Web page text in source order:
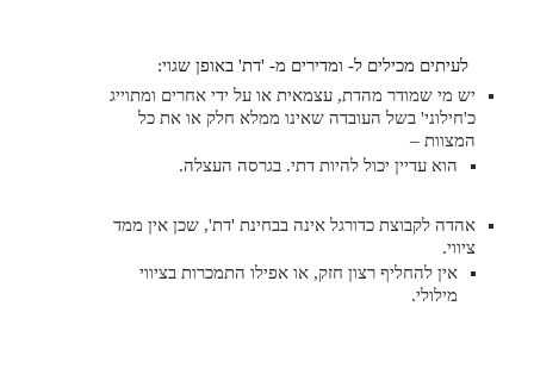
לעיתים מכילים ל- ומדירים מ- 'דת' באופן שגוי:
יש מי שמודר מהדת, עצמאית או על ידי אחרים ומתוייג
כ'חילוני' בשל העובדה שאינו ממלא חלק או את כל
המצוות –
הוא עדיין יכול להיות דתי. בגרסה העצלה.
אהדה לקבוצת כדורגל אינה בבחינת 'דת', שכן אין ממד
ציווי.
אין להחליף רצון חזק, או אפילו התמכרות בציווי
מילולי.